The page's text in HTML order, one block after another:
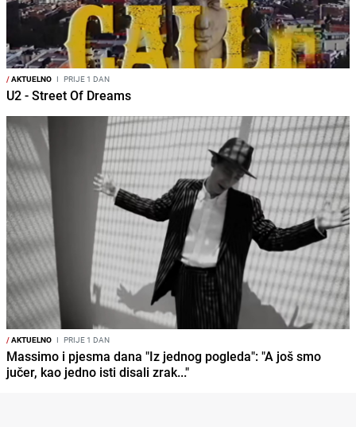
/AKTUELNO I PRIJE 1 DAN
U2 - Street Of Dreams
/AKTUELNO I PRIJE 1 DAN
Massimo i pjesma dana "Iz jednog pogleda": "A još smo
jučer, kao jedno isti disali zrak..."